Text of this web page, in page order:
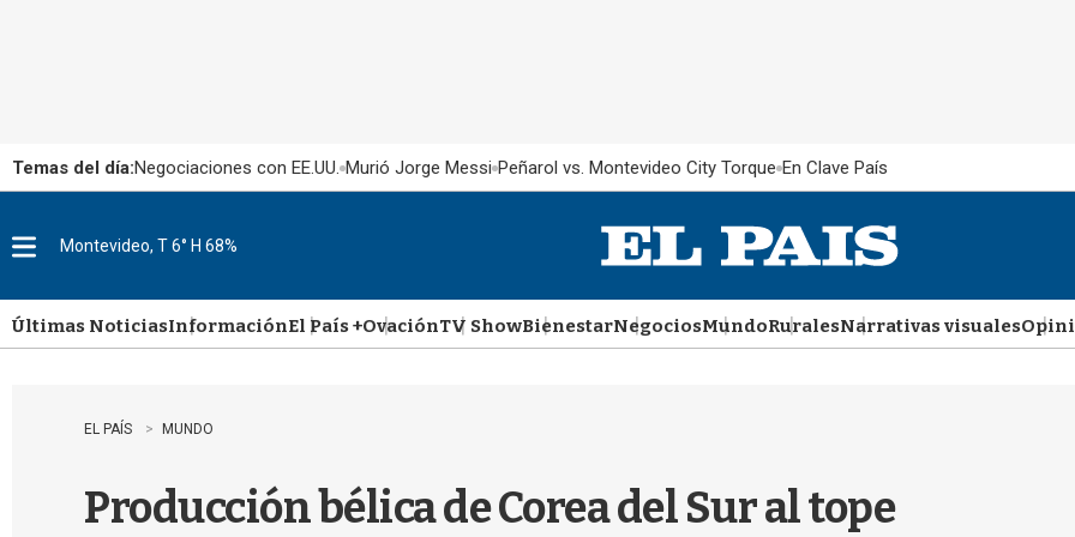
Temas del día:Negociaciones con EE.UU. Murió Jorge Messi Peñarol vs. Montevideo City Torque En Clave País
u
Montevideo, T 6° H 68%
Últimas NoticiasInformaciónEl País +OvaciónTV ShowBienestarNegociosMundoRuralesNarrativas visuales
EL PAÍS MUNDO
Producción bélica de Corea del Sur al tope